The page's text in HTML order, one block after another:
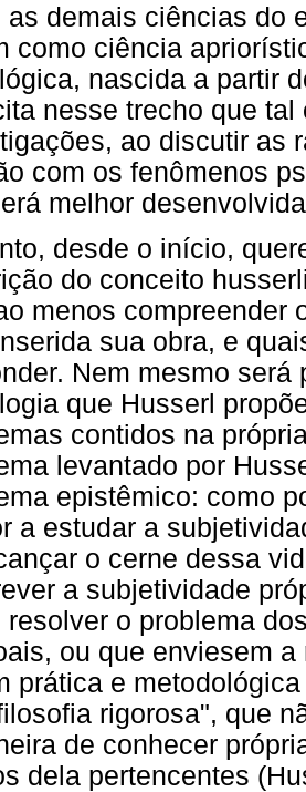
as demais ciências do
como ciência
nascida a partir
nesse trecho que
ao discutir as
com os fenômenos
melhor
desde o início,
do conceito
menos compreender
sua obra, e
Nem mesmo
que Husserl
contidos na
levantado por
epistêmico: como
a estudar a
o cerne dessa
a subjetividade
resolver o problema
ou que enviesem
prática e
rigorosa", que
de conhecer
dela pertencentes